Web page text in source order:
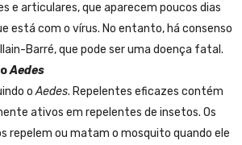
e articulares, que aparecem poucos dias
está com o vírus. No entanto, há consenso
Barré, que pode ser uma doença fatal.
Aedes
oAedes. Repelentes eficazes contém
ativos em repelentes de insetos. Os
repelem ou matam o mosquito quando ele